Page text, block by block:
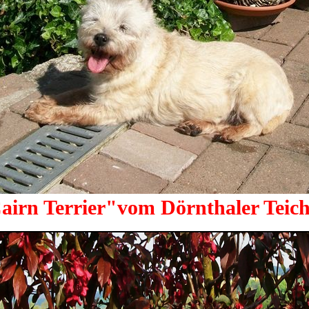
Terrier"vom Dörnthaler